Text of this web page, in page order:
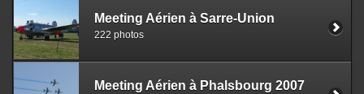
Meeting Aérien à Sarre-Union
222 photos
Meeting Aérien à Phalsbourg 2007